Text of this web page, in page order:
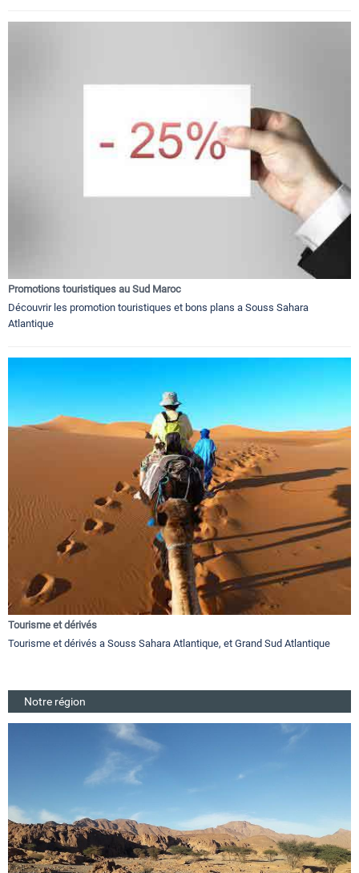
Promotions touristiques au Sud Maroc
Découvrir les promotion touristiques et bons plans a Souss Sahara
Atlantique
Tourisme et dérivés
Tourisme et dérivés a Souss Sahara Atlantique, et Grand Sud Atlantique
Notre région